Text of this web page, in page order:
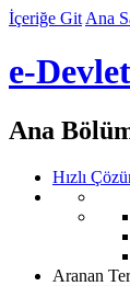
İçeriğe Git Ana
e-
Ana
Hızlı
Aranan